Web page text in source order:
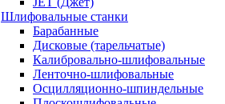
Шлифовальные станки
Барабанные
Дисковые (тарельчатые)
Калибровально-шлифовальные
Ленточно-шлифовальные
Осцилляционно-шпиндельные